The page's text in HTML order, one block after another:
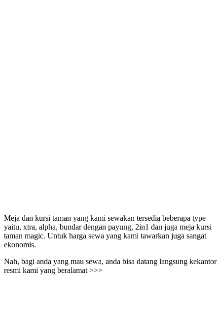
Meja dan kursi taman yang kami sewakan tersedia beberapa type
yaitu, xtra, alpha, bundar dengan payung, 2in1 dan juga meja kursi
taman magic. Untuk harga sewa yang kami tawarkan juga sangat
ekonomis.
Nah, bagi anda yang mau sewa, anda bisa datang langsung kekantor
resmi kami yang beralamat >>>